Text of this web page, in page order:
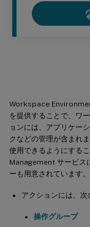
Workspace
を提供することで、ワ
ョンには、アプリケー
クなどの管理が含まれ
使用できるようにする
Management サービス
ーも用意されています。
アクションには、次
操作グループ